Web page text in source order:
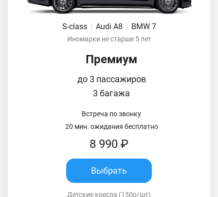
S-class | Audi A8 | BMW 7
Иномарки не старше 5 лет
Премиум
до 3 пассажиров
3 багажа
Встреча по звонку
20 мин. ожидания бесплатно
8 990 ₽
Выбрать
Детские кресла (150р/шт)